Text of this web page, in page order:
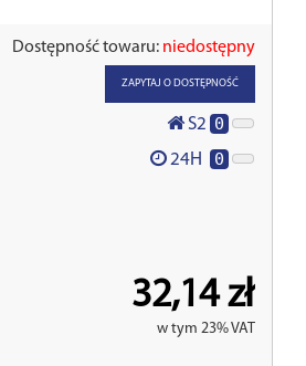
Dostępność towaru: niedostępny
ZAPYTAJ O DOSTĘPNOŚĆ
S2 0
24H 0
32,14 zł
w tym 23% VAT